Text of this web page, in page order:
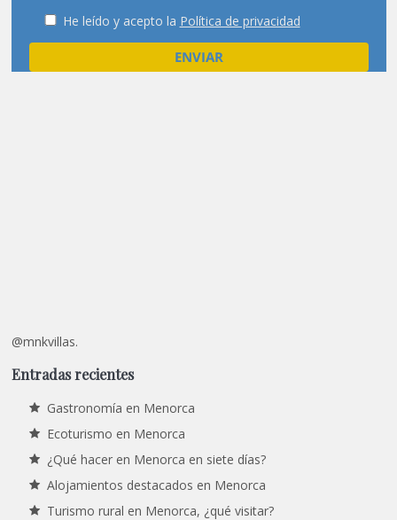
He leído y acepto la Política de privacidad
@mnkvillas.
Entradas recientes
Gastronomía en Menorca
Ecoturismo en Menorca
¿Qué hacer en Menorca en siete días?
Alojamientos destacados en Menorca
Turismo rural en Menorca, ¿qué visitar?